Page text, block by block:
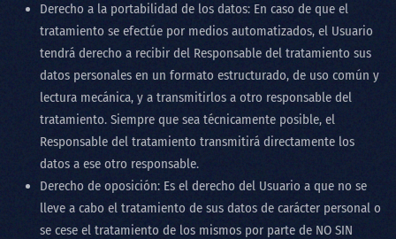
Derecho a la portabilidad de los datos: En caso de que el
tratamiento se efectúe por medios automatizados, el Usuario
tendrá derecho a recibir del Responsable del tratamiento sus
datos personales en un formato estructurado, de uso común y
lectura mecánica, y a transmitirlos a otro responsable del
tratamiento. Siempre que sea técnicamente posible, el
Responsable del tratamiento transmitirá directamente los
datos a ese otro responsable.
Derecho de oposición: Es el derecho del Usuario a que no se
lleve a cabo el tratamiento de sus datos de carácter personal o
se cese el tratamiento de los mismos por parte de NO SIN